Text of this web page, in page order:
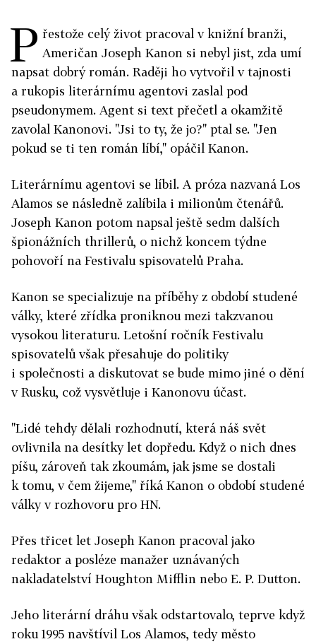
P řestože celý život pracoval v knižní branži,
Američan Joseph Kanon si nebyl jist, zda umí
napsat dobrý román. Raději ho vytvořil v tajnosti
a rukopis literárnímu agentovi zaslal pod
pseudonymem. Agent si text přečetl a okamžitě
zavolal Kanonovi. "Jsi to ty, že jo?" ptal se. "Jen
pokud se ti ten román líbí," opáčil Kanon.
Literárnímu agentovi se líbil. A próza nazvaná Los
Alamos se následně zalíbila i milionům čtenářů.
Joseph Kanon potom napsal ještě sedm dalších
špionážních thrillerů, o nichž koncem týdne
pohovoří na Festivalu spisovatelů Praha.
Kanon se specializuje na příběhy z období studené
války, které zřídka proniknou mezi takzvanou
vysokou literaturu. Letošní ročník Festivalu
spisovatelů však přesahuje do politiky
i společnosti a diskutovat se bude mimo jiné o dění
v Rusku, což vysvětluje i Kanonovu účast.
"Lidé tehdy dělali rozhodnutí, která náš svět
ovlivnila na desítky let dopředu. Když o nich dnes
píšu, zároveň tak zkoumám, jak jsme se dostali
k tomu, v čem žijeme," říká Kanon o období studené
války v rozhovoru pro HN.
Přes třicet let Joseph Kanon pracoval jako
redaktor a posléze manažer uznávaných
nakladatelství Houghton Mifflin nebo E. P. Dutton.
Jeho literární dráhu však odstartovalo, teprve když
roku 1995 navštívil Los Alamos, tedy město